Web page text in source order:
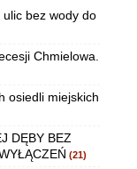
bez wody do
Chmielowa.
osiedli miejskich
DĘBY BEZ
(21)